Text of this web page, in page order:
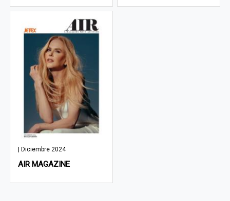
| Diciembre 2024
AIR MAGAZINE